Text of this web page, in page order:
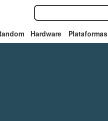
Hardware Plataformas